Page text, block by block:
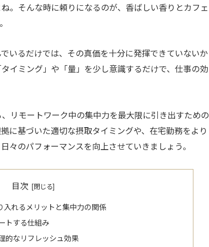
。そんな時に頼りになるのが、香ばしい香りとカフェ
いるだけでは、その真価を十分に発揮できていないか
イミング」や「量」を少し意識するだけで、仕事の効
リモートワーク中の集中力を最大限に引き出すための
に基づいた適切な摂取タイミングや、在宅勤務をより
々のパフォーマンスを向上させていきましょう。
目次
入れるメリットと集中力の関係
トする仕組み
的なリフレッシュ効果